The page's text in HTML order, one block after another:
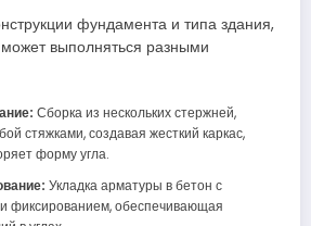
фундамента и типа здания,
выполняться разными
Сборка из нескольких стержней,
стяжками, создавая жесткий каркас,
форму угла.
Укладка арматуры в бетон с
фиксированием, обеспечивающая